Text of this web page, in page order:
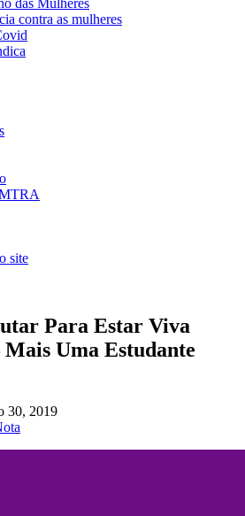
contra as mulheres
site
Para Estar Viva
Mais Uma Estudante
30, 2019